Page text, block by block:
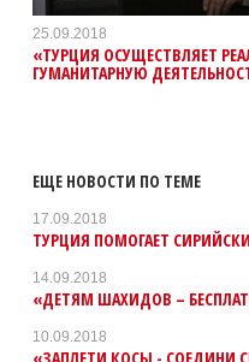
25.09.2018
«ТУРЦИЯ ОСУЩЕСТВЛЯЕТ
ГУМАНИТАРНУЮ
ЕЩЕ НОВОСТИ ПО ТЕМЕ
17.09.2018
ТУРЦИЯ ПОМОГАЕТ
14.09.2018
«ДЕТЯМ ШАХИДОВ –
10.09.2018
«ЗАПЛЕТИ КОСЫ - СОЕДИНИ